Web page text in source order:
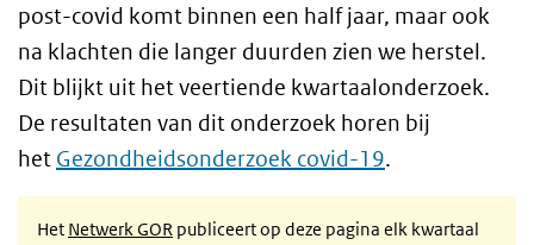
post-covid komt binnen een half jaar, maar ook
na klachten die langer duurden zien we herstel.
Dit blijkt uit het veertiende kwartaalonderzoek.
De resultaten van dit onderzoek horen bij
het Gezondheidsonderzoek covid-19.
Het Netwerk GOR publiceert op deze pagina elk kwartaal